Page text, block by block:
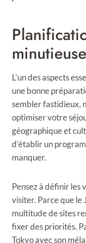
L’un des aspects
une bonne
sembler fastidieux,
optimiser votre
géographique et
d’établir un
manquer.
Pensez à définir les
visiter. Parce que le
multitude de sites
fixer des priorités.
Tokyo avec son